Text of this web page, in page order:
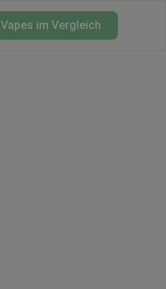
Vapes im Vergleich